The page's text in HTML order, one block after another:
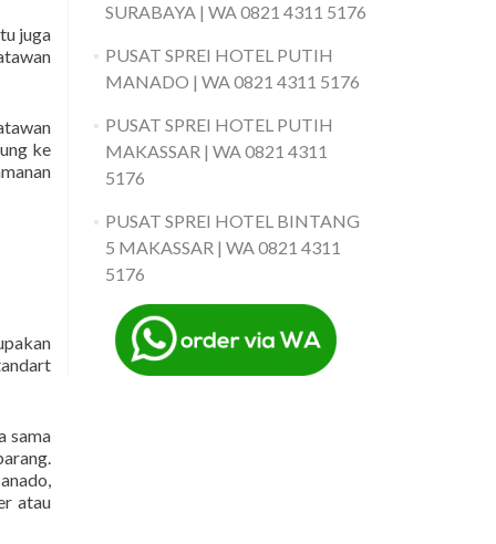
juga
ke
sama
atau
SURABAYA | WA 0821 4311 5176
PUSAT SPREI HOTEL PUTIH
MANADO | WA 0821 4311 5176
PUSAT SPREI HOTEL PUTIH
MAKASSAR | WA 0821 4311
5176
PUSAT SPREI HOTEL BINTANG
5 MAKASSAR | WA 0821 4311
5176